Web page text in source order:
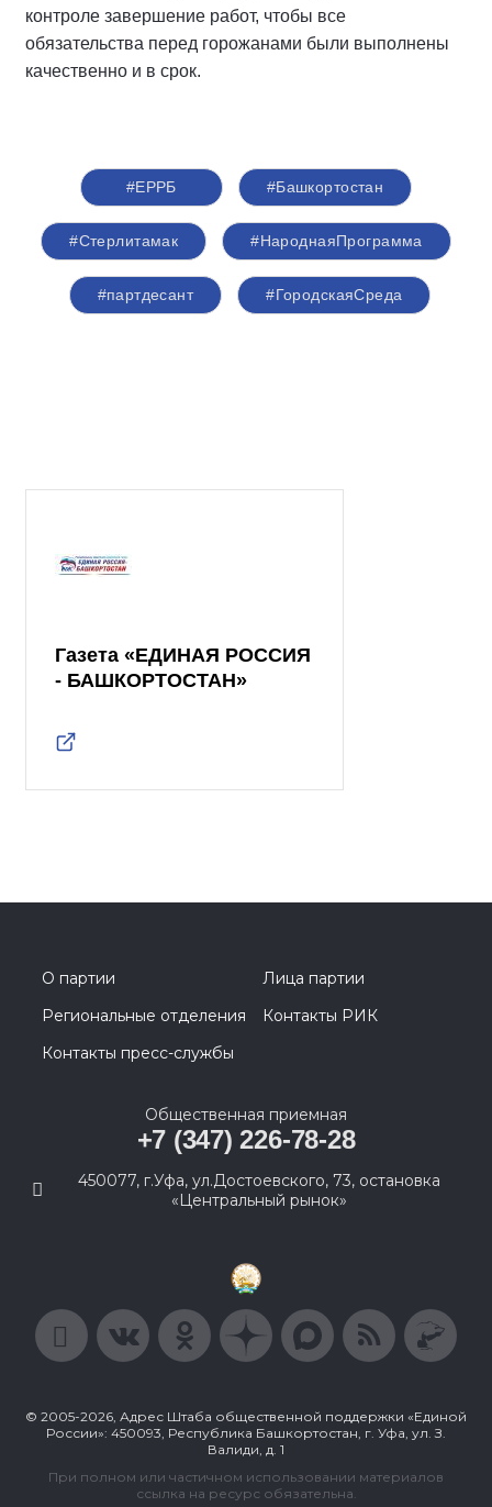
контроле завершение работ, чтобы все
обязательства перед горожанами были выполнены
качественно и в срок.
#ЕРРБ #Башкортостан
#Стерлитамак #НароднаяПрограмма
#партдесант #ГородскаяСреда
Газета «ЕДИНАЯ РОССИЯ
- БАШКОРТОСТАН»
О партии
Лица партии
Региональные отделения
Контакты РИК
Контакты пресс-службы
Общественная приемная
+7 (347) 226-78-28
450077, г.Уфа, ул.Достоевского, 73, остановка
«Центральный рынок»
© 2005-2026, Адрес Штаба общественной поддержки «Единой
России»: 450093, Республика Башкортостан, г. Уфа, ул. З.
Валиди, д. 1
При полном или частичном использовании материалов
ссылка на ресурс обязательна.